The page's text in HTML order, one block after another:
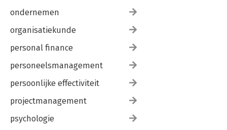
ondernemen
organisatiekunde
personal finance
personeelsmanagement
persoonlijke effectiviteit
projectmanagement
psychologie